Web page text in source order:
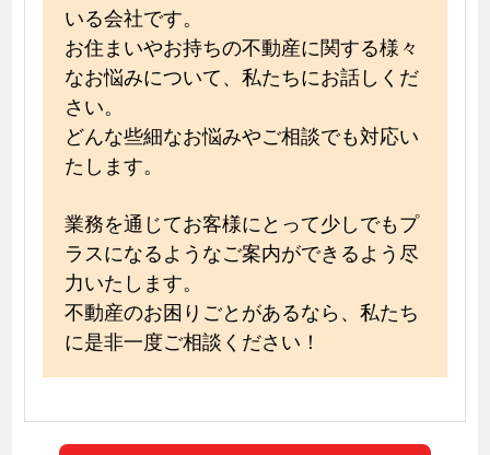
いる会社です。
お住まいやお持ちの不動産に関する様々
なお悩みについて、私たちにお話しくだ
さい。
どんな些細なお悩みやご相談でも対応い
たします。
業務を通じてお客様にとって少しでもプ
ラスになるようなご案内ができるよう尽
力いたします。
不動産のお困りごとがあるなら、私たち
に是非一度ご相談ください！